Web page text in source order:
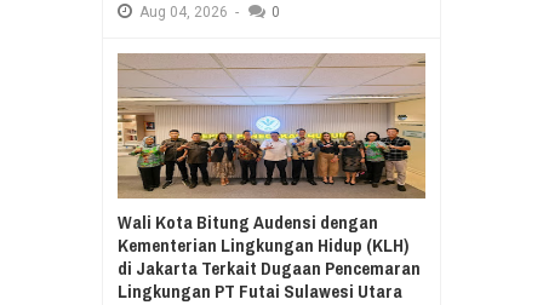
Aug 04, 2026 - 0
Wali Kota Bitung Audensi dengan
Kementerian Lingkungan Hidup (KLH)
di Jakarta Terkait Dugaan Pencemaran
Lingkungan PT Futai Sulawesi Utara